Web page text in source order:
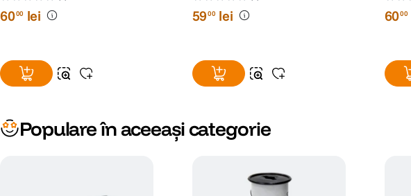
6000 lei 5900 lei 6000
Populare în aceeași categorie